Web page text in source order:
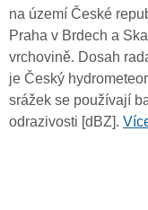
na území České
Praha v Brdech a
vrchovině. Dosah
je Český
srážek se používají
odrazivosti [dBZ].